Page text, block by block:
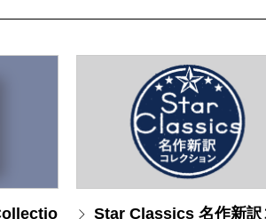
Star Classics 名作新訳